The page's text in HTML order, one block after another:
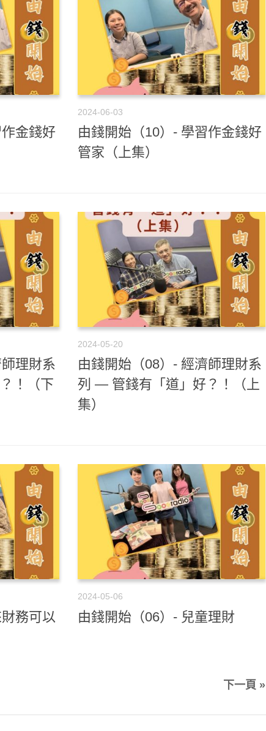
金錢好
2024-06-03
由錢開始（10）- 學習作金錢好
管家（上集）
理財系
！（下
2024-05-20
由錢開始（08）- 經濟師理財系
列 — 管錢有「道」好？！（上
集）
務可以
2024-05-06
由錢開始（06）- 兒童理財
下一頁 »